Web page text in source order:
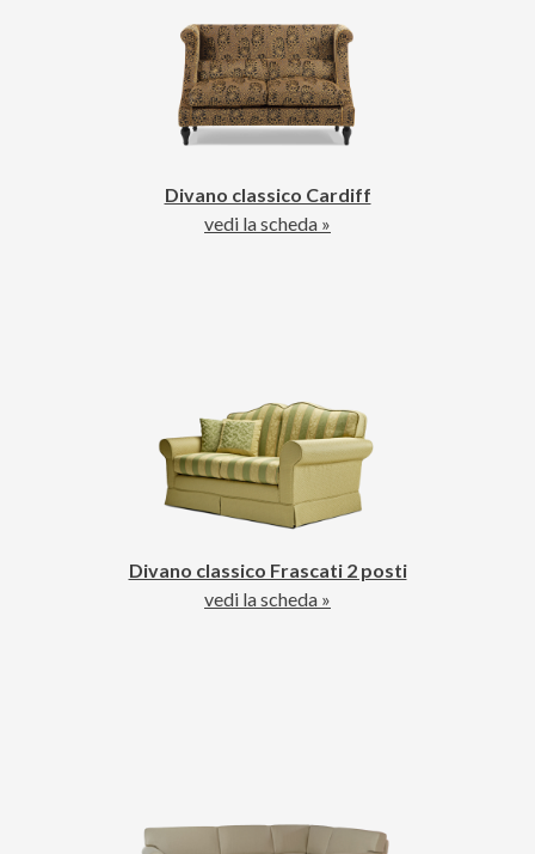
Divano classico Cardiff
vedi la scheda »
Divano classico Frascati 2 posti
vedi la scheda »